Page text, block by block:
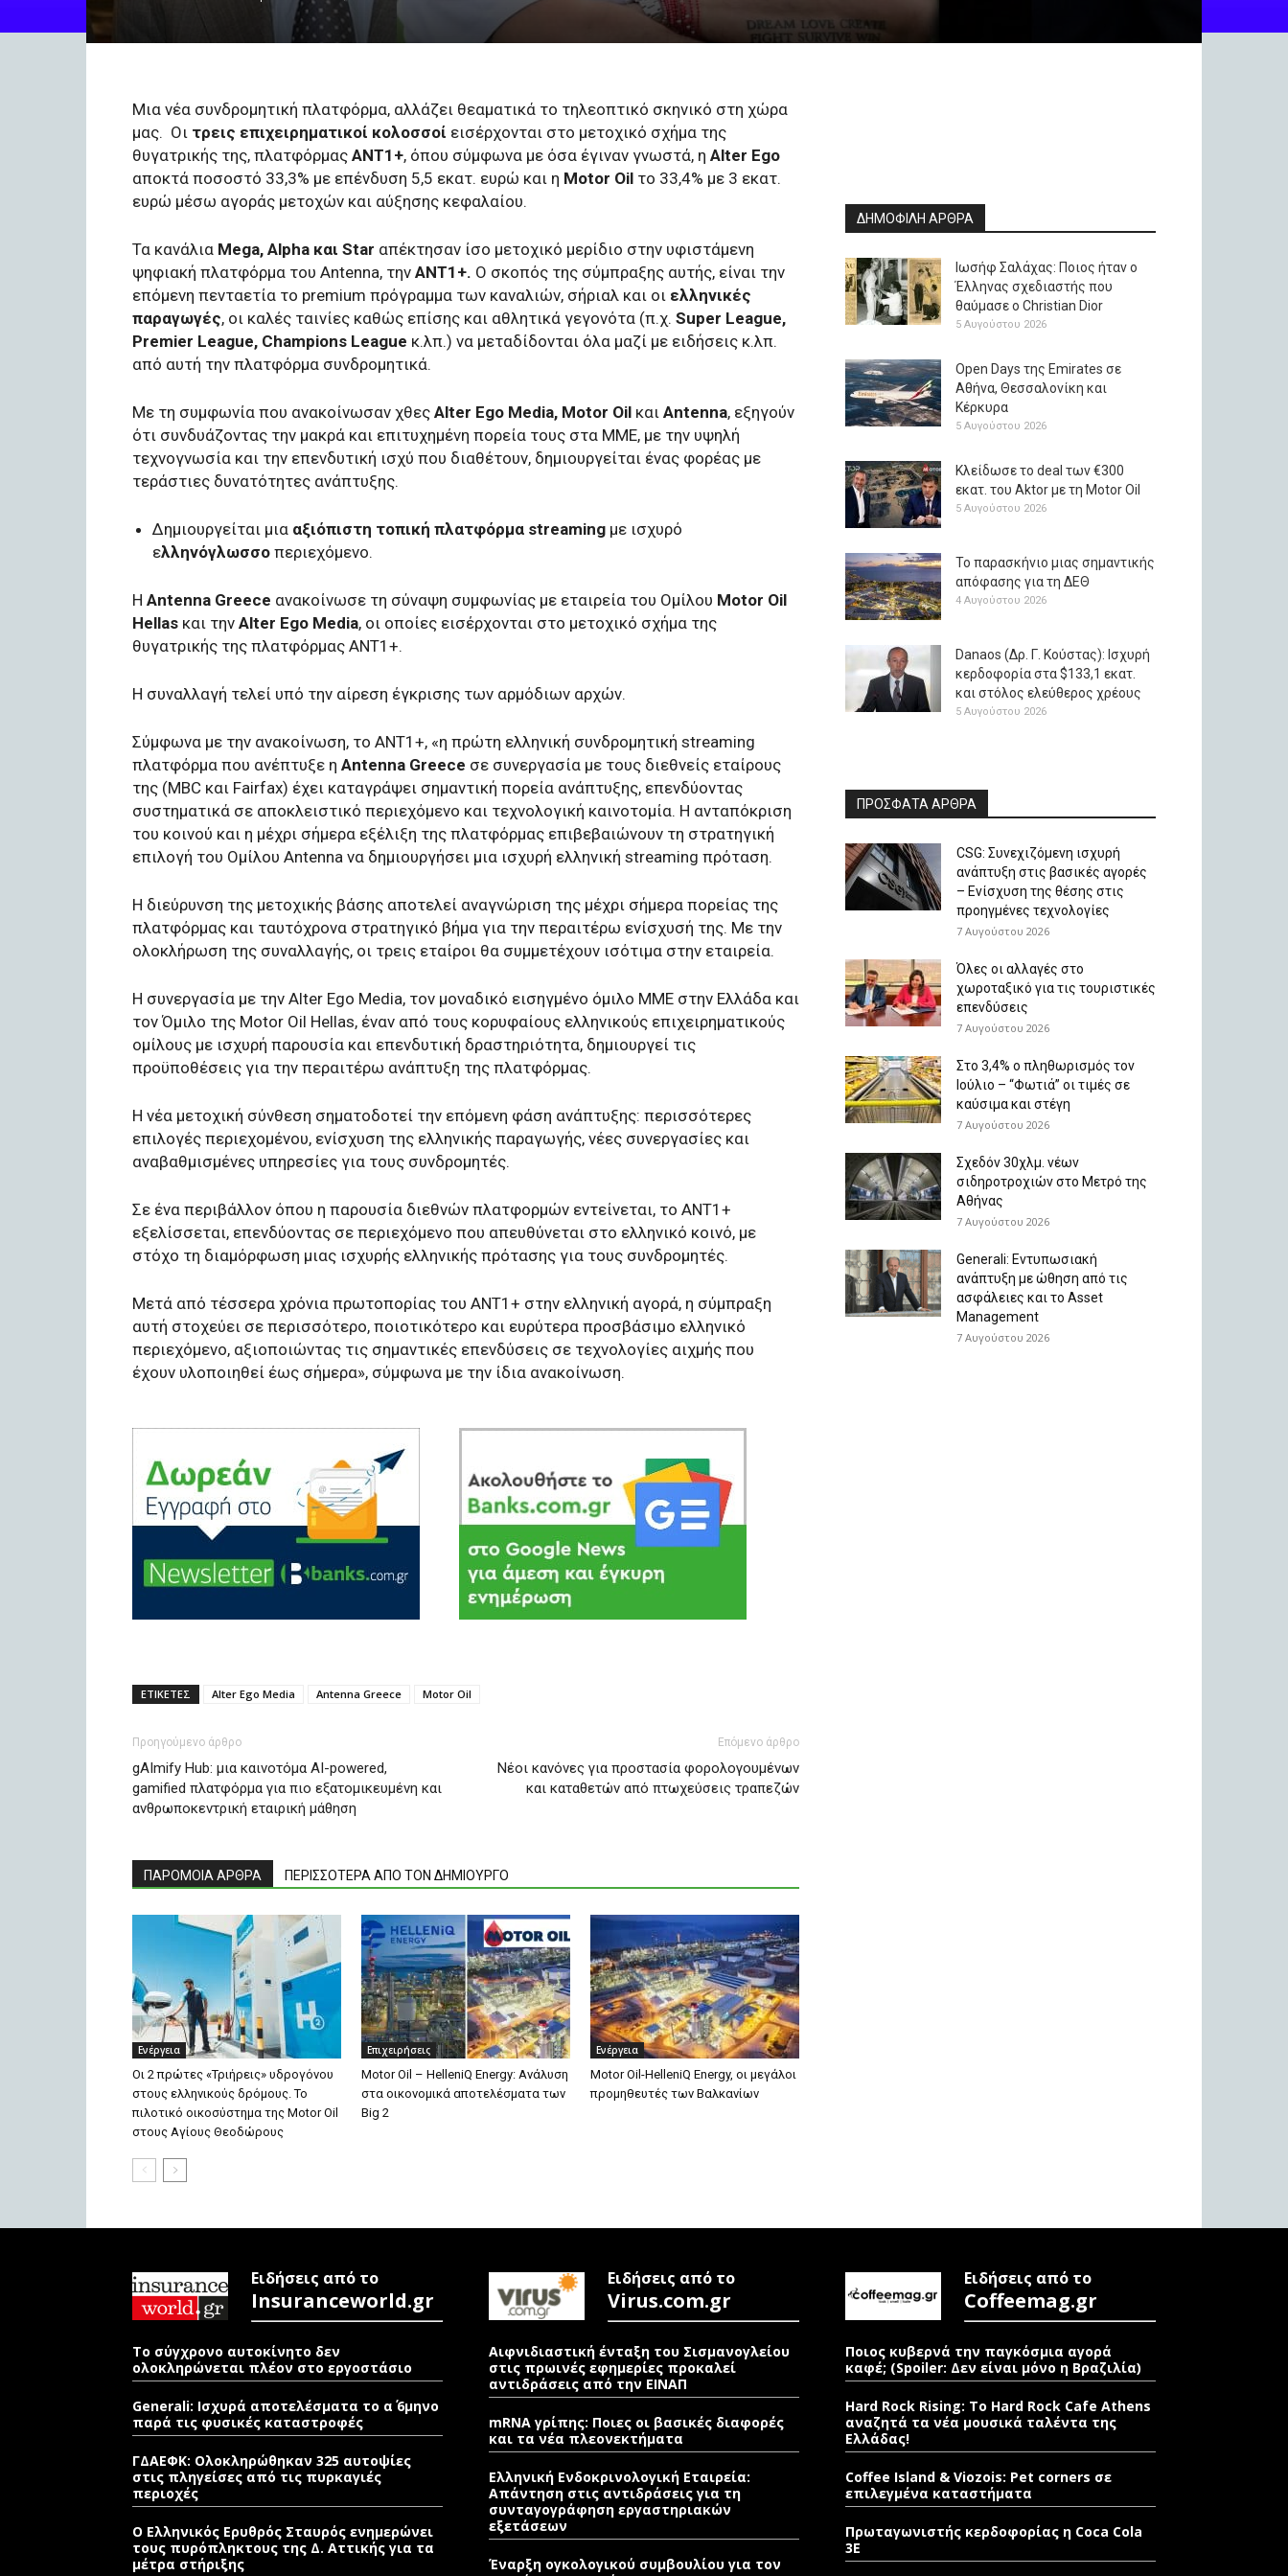
Mια νέα συνδρομητική πλατφόρμα, αλλάζει θεαματικά το τηλεοπτικό σκηνικό στη χώρα
μας. Οι τρεις επιχειρηματικοί κολοσσοί εισέρχονται στο μετοχικό σχήμα της
θυγατρικής της, πλατφόρμας ANT1+, όπου σύμφωνα με όσα έγιναν γνωστά, η Alter Ego
αποκτά ποσοστό 33,3% με επένδυση 5,5 εκατ. ευρώ και η Motor Oil το 33,4% με 3 εκατ.
ευρώ μέσω αγοράς μετοχών και αύξησης κεφαλαίου.
Τα κανάλια Mega, Alpha και Star απέκτησαν ίσο μετοχικό μερίδιο στην υφιστάμενη
ψηφιακή πλατφόρμα του Antenna, την ΑΝΤ1+. Ο σκοπός της σύμπραξης αυτής, είναι την
επόμενη πενταετία το premium πρόγραμμα των καναλιών, σήριαλ και οι ελληνικές
παραγωγές, οι καλές ταινίες καθώς επίσης και αθλητικά γεγονότα (π.χ. Super League,
Premier League, Champions League κ.λπ.) να μεταδίδονται όλα μαζί με ειδήσεις κ.λπ.
από αυτή την πλατφόρμα συνδρομητικά.
Mε τη συμφωνία που ανακοίνωσαν χθες Alter Ego Media, Motor Oil και Antenna, εξηγούν
ότι συνδυάζοντας την μακρά και επιτυχημένη πορεία τους στα ΜΜΕ, με την υψηλή
τεχνογνωσία και την επενδυτική ισχύ που διαθέτουν, δημιουργείται ένας φορέας με
τεράστιες δυνατότητες ανάπτυξης.
Δημιουργείται μια αξιόπιστη τοπική πλατφόρμα streaming με ισχυρό
ελληνόγλωσσο περιεχόμενο.
Η Antenna Greece ανακοίνωσε τη σύναψη συμφωνίας με εταιρεία του Ομίλου Motor Oil
Hellas και την Alter Ego Media, οι οποίες εισέρχονται στο μετοχικό σχήμα της
θυγατρικής της πλατφόρμας ANT1+.
Η συναλλαγή τελεί υπό την αίρεση έγκρισης των αρμόδιων αρχών.
Σύμφωνα με την ανακοίνωση, το ANT1+, «η πρώτη ελληνική συνδρομητική streaming
πλατφόρμα που ανέπτυξε η Antenna Greece σε συνεργασία με τους διεθνείς εταίρους
της (ΜΒC και Fairfax) έχει καταγράψει σημαντική πορεία ανάπτυξης, επενδύοντας
συστηματικά σε αποκλειστικό περιεχόμενο και τεχνολογική καινοτομία. Η ανταπόκριση
του κοινού και η μέχρι σήμερα εξέλιξη της πλατφόρμας επιβεβαιώνουν τη στρατηγική
επιλογή του Ομίλου Antenna να δημιουργήσει μια ισχυρή ελληνική streaming πρόταση.
Η διεύρυνση της μετοχικής βάσης αποτελεί αναγνώριση της μέχρι σήμερα πορείας της
πλατφόρμας και ταυτόχρονα στρατηγικό βήμα για την περαιτέρω ενίσχυσή της. Με την
ολοκλήρωση της συναλλαγής, οι τρεις εταίροι θα συμμετέχουν ισότιμα στην εταιρεία.
Η συνεργασία με την Alter Ego Media, τον μοναδικό εισηγμένο όμιλο ΜΜΕ στην Ελλάδα και
τον Όμιλο της Motor Oil Hellas, έναν από τους κορυφαίους ελληνικούς επιχειρηματικούς
ομίλους με ισχυρή παρουσία και επενδυτική δραστηριότητα, δημιουργεί τις
προϋποθέσεις για την περαιτέρω ανάπτυξη της πλατφόρμας.
Η νέα μετοχική σύνθεση σηματοδοτεί την επόμενη φάση ανάπτυξης: περισσότερες
επιλογές περιεχομένου, ενίσχυση της ελληνικής παραγωγής, νέες συνεργασίες και
αναβαθμισμένες υπηρεσίες για τους συνδρομητές.
Σε ένα περιβάλλον όπου η παρουσία διεθνών πλατφορμών εντείνεται, το ANT1+
εξελίσσεται, επενδύοντας σε περιεχόμενο που απευθύνεται στο ελληνικό κοινό, με
στόχο τη διαμόρφωση μιας ισχυρής ελληνικής πρότασης για τους συνδρομητές.
Μετά από τέσσερα χρόνια πρωτοπορίας του ANT1+ στην ελληνική αγορά, η σύμπραξη
αυτή στοχεύει σε περισσότερο, ποιοτικότερο και ευρύτερα προσβάσιμο ελληνικό
περιεχόμενο, αξιοποιώντας τις σημαντικές επενδύσεις σε τεχνολογίες αιχμής που
έχουν υλοποιηθεί έως σήμερα», σύμφωνα με την ίδια ανακοίνωση.
ΕΤΙΚΕΤΕΣ Alter Ego Media Antenna Greece Motor Oil
Προηγούμενο άρθρο
gAImify Hub: μια καινοτόμα AI-powered,
gamified πλατφόρμα για πιο εξατομικευμένη και
ανθρωποκεντρική εταιρική μάθηση
Επόμενο άρθρο
Νέοι κανόνες για προστασία φορολογουμένων
και καταθετών από πτωχεύσεις τραπεζών
ΠΑΡΟΜΟΙΑ ΑΡΘΡΑ ΠΕΡΙΣΣΟΤΕΡΑ ΑΠΟ ΤΟΝ ΔΗΜΙΟΥΡΓΟ
Ενέργεια
Οι 2 πρώτες «Τριήρεις» υδρογόνου
στους ελληνικούς δρόμους. Το
πιλοτικό οικοσύστημα της Motor Oil
στους Αγίους Θεοδώρους
Επιχειρήσεις
Motor Oil – HelleniQ Energy: Ανάλυση
στα οικονομικά αποτελέσματα των
Big 2
Ενέργεια
Motor Oil-HelleniQ Energy, οι μεγάλοι
προμηθευτές των Βαλκανίων
ΔΗΜΟΦΙΛΗ ΑΡΘΡΑ
Ιωσήφ Σαλάχας: Ποιος ήταν ο
Έλληνας σχεδιαστής που
θαύμασε ο Christian Dior
5 Αυγούστου 2026
Open Days της Emirates σε
Αθήνα, Θεσσαλονίκη και
Κέρκυρα
5 Αυγούστου 2026
Κλείδωσε το deal των €300
εκατ. του Aktor με τη Μotor Oil
5 Αυγούστου 2026
Το παρασκήνιο μιας σημαντικής
απόφασης για τη ΔΕΘ
4 Αυγούστου 2026
Danaos (Δρ. Γ. Κούστας): Ισχυρή
κερδοφορία στα $133,1 εκατ.
και στόλος ελεύθερος χρέους
5 Αυγούστου 2026
ΠΡΟΣΦΑΤΑ ΑΡΘΡΑ
CSG: Συνεχιζόμενη ισχυρή
ανάπτυξη στις βασικές αγορές
– Ενίσχυση της θέσης στις
προηγμένες τεχνολογίες
7 Αυγούστου 2026
Όλες οι αλλαγές στο
χωροταξικό για τις τουριστικές
επενδύσεις
7 Αυγούστου 2026
Στο 3,4% ο πληθωρισμός τον
Ιούλιο – “Φωτιά” οι τιμές σε
καύσιμα και στέγη
7 Αυγούστου 2026
Σχεδόν 30χλμ. νέων
σιδηροτροχιών στο Μετρό της
Αθήνας
7 Αυγούστου 2026
Generali: Eντυπωσιακή
ανάπτυξη με ώθηση από τις
ασφάλειες και το Asset
Management
7 Αυγούστου 2026
Ειδήσεις από το
Insuranceworld.gr
Το σύγχρονο αυτοκίνητο δεν
ολοκληρώνεται πλέον στο εργοστάσιο
Generali: Ισχυρά αποτελέσματα το α΄ 6μηνο
παρά τις φυσικές καταστροφές
ΓΔΑΕΦΚ: Ολοκληρώθηκαν 325 αυτοψίες
στις πληγείσες από τις πυρκαγιές
περιοχές
Ο Ελληνικός Ερυθρός Σταυρός ενημερώνει
τους πυρόπληκτους της Δ. Αττικής για τα
μέτρα στήριξης
Ειδήσεις από το
Virus.com.gr
Αιφνιδιαστική ένταξη του Σισμανογλείου
στις πρωινές εφημερίες προκαλεί
αντιδράσεις από την ΕΙΝΑΠ
mRNA γρίπης: Ποιες οι βασικές διαφορές
και τα νέα πλεονεκτήματα
Ελληνική Ενδοκρινολογική Εταιρεία:
Απάντηση στις αντιδράσεις για τη
συνταγογράφηση εργαστηριακών
εξετάσεων
Έναρξη ογκολογικού συμβουλίου για τον
Ειδήσεις από το
Coffeemag.gr
Ποιος κυβερνά την παγκόσμια αγορά
καφέ; (Spoiler: Δεν είναι μόνο η Βραζιλία)
Hard Rock Rising: Το Hard Rock Cafe Athens
αναζητά τα νέα μουσικά ταλέντα της
Ελλάδας!
Coffee Island & Viozois: Pet corners σε
επιλεγμένα καταστήματα
Πρωταγωνιστής κερδοφορίας η Coca Cola
3E